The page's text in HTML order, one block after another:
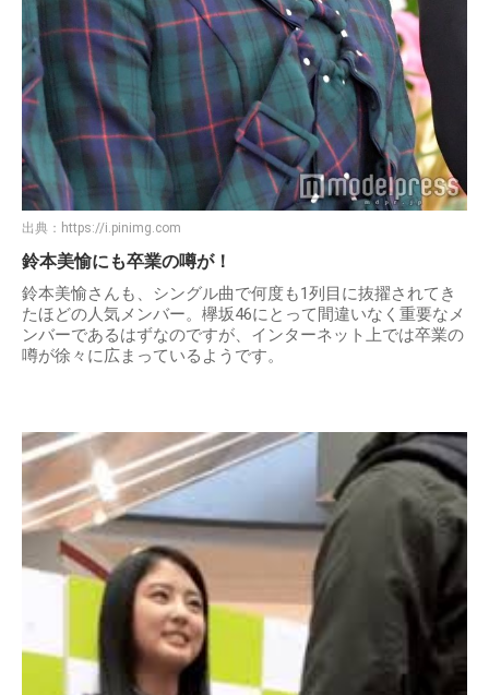
出典： https://i.pinimg.com
鈴本美愉にも卒業の噂が！
鈴本美愉さんも、シングル曲で何度も1列目に抜擢されてき
たほどの人気メンバー。欅坂46にとって間違いなく重要なメ
ンバーであるはずなのですが、インターネット上では卒業の
噂が徐々に広まっているようです。